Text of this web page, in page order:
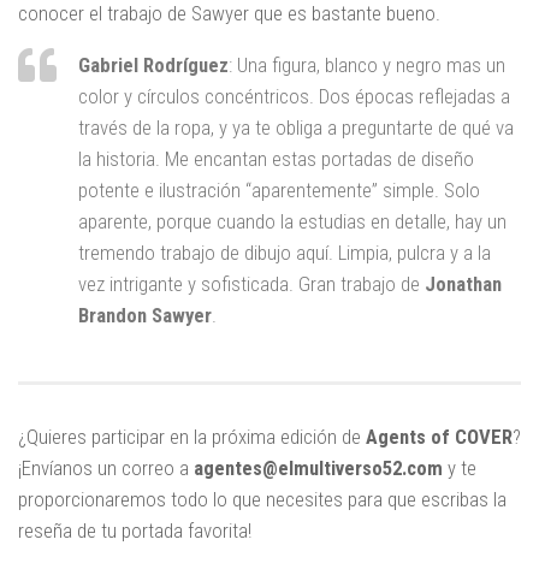
conocer el trabajo de Sawyer que es bastante bueno.
Gabriel Rodríguez: Una figura, blanco y negro mas un
color y círculos concéntricos. Dos épocas reflejadas a
través de la ropa, y ya te obliga a preguntarte de qué va
la historia. Me encantan estas portadas de diseño
potente e ilustración “aparentemente” simple. Solo
aparente, porque cuando la estudias en detalle, hay un
tremendo trabajo de dibujo aquí. Limpia, pulcra y a la
vez intrigante y sofisticada. Gran trabajo de Jonathan
Brandon Sawyer
¿Quieres participar en la próxima edición de Agents of COVER?
¡Envíanos un correo a agentes@elmultiverso52.com y te
proporcionaremos todo lo que necesites para que escribas la
reseña de tu portada favorita!